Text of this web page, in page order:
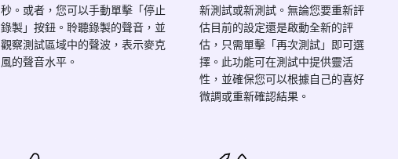
秒。或者，您可以手動單擊「停止
錄製」按鈕。聆聽錄製的聲音，並
觀察測試區域中的聲波，表示麥克
風的聲音水平。
新測試或新測試。無論您要重新評
估目前的設定還是啟動全新的評
估，只需單擊「再次測試」即可選
擇。此功能可在測試中提供靈活
性，並確保您可以根據自己的喜好
微調或重新確認結果。